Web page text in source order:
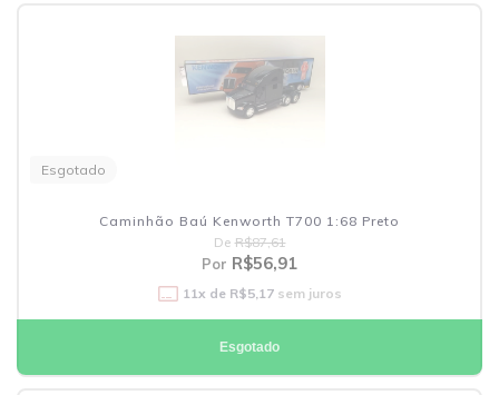
Esgotado
Caminhão Baú Kenworth T700 1:68 Preto
De R$87,61
Por R$56,91
11x de R$5,17sem juros
Esgotado